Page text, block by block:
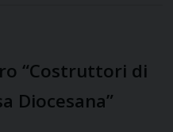
“Costruttori di
Diocesana”